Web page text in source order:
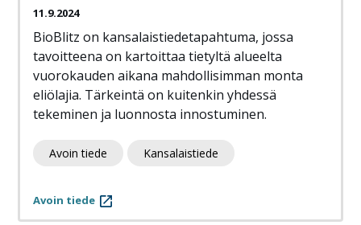
11.9.2024
BioBlitz on kansalaistiedetapahtuma, jossa
tavoitteena on kartoittaa tietyltä alueelta
vuorokauden aikana mahdollisimman monta
eliölajia. Tärkeintä on kuitenkin yhdessä
tekeminen ja luonnosta innostuminen.
Avoin tiede Kansalaistiede
Avoin tiede